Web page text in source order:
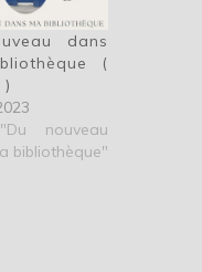
dans
(
nouveau
bibliothèque"